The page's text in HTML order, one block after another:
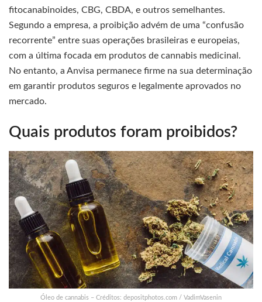
fitocanabinoides, CBG, CBDA, e outros semelhantes.
Segundo a empresa, a proibição advém de uma “confusão
recorrente” entre suas operações brasileiras e europeias,
com a última focada em produtos de cannabis medicinal.
No entanto, a Anvisa permanece firme na sua determinação
em garantir produtos seguros e legalmente aprovados no
mercado.
Quais produtos foram proibidos?
Óleo de cannabis – Créditos: depositphotos.com / VadimVasenin